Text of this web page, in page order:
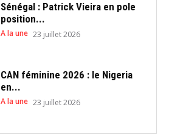
Sénégal : Patrick Vieira en pole
position...
A la une 23 juillet 2026
CAN féminine 2026 : le Nigeria
en...
A la une 23 juillet 2026